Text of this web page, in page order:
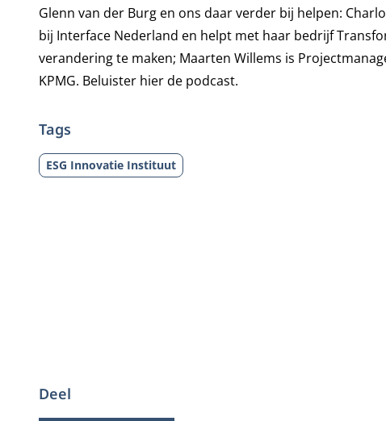
Glenn van der Burg en ons daar verder bij helpen:
bij Interface Nederland en helpt met haar bedrijf
verandering te maken; Maarten Willems is
KPMG. Beluister hierde podcast.
Tags
ESG Innovatie Instituut
Deel